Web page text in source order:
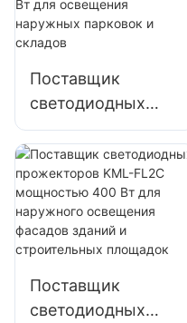
Вт для освещения
наружных
и больших
вывесок
Поставщик
светодиодных
прожекторов
KML-FL2C 200 Вт
для освещения
наружных
парковок и
складов
Поставщик
светодиодных